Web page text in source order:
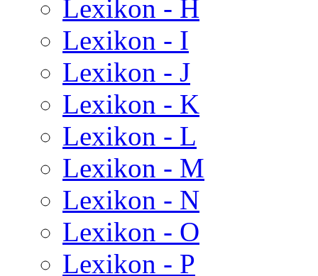
Lexikon - H
Lexikon - I
Lexikon - J
Lexikon - K
Lexikon - L
Lexikon - M
Lexikon - N
Lexikon - O
Lexikon - P